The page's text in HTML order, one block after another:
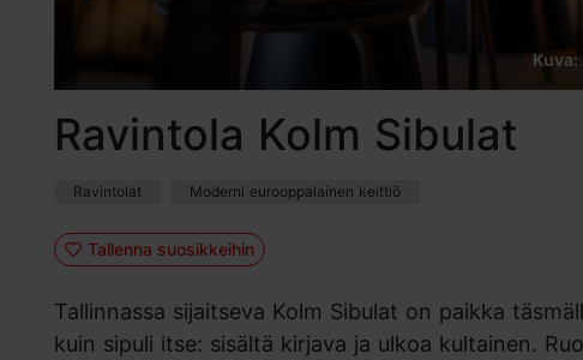
Ravintola Kolm Sibulat
Ravintolat Moderni eurooppalainen keittiö
Tallenna suosikkeihin
Tallinnassa sijaitseva Kolm Sibulat on paikka
kuin sipuli itse: sisältä kirjava ja ulkoa kultainen.